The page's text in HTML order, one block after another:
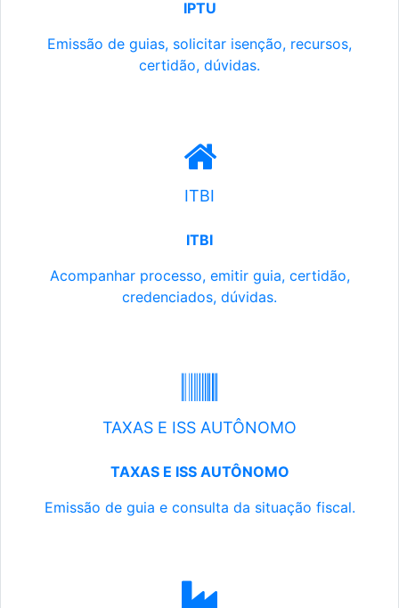
IPTU
Emissão de guias, solicitar isenção, recursos,
certidão, dúvidas.
ITBI
ITBI
Acompanhar processo, emitir guia, certidão,
credenciados, dúvidas.
TAXAS E ISS AUTÔNOMO
TAXAS E ISS AUTÔNOMO
Emissão de guia e consulta da situação fiscal.